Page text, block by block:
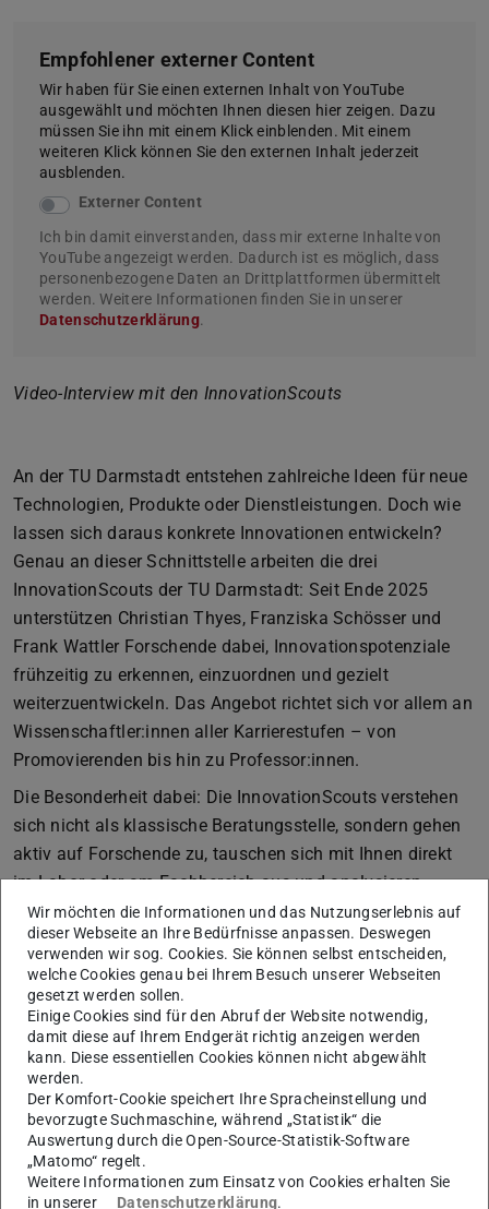
Empfohlener externer Content
Wir haben für Sie einen externen Inhalt von YouTube
ausgewählt und möchten Ihnen diesen hier zeigen. Dazu
müssen Sie ihn mit einem Klick einblenden. Mit einem
weiteren Klick können Sie den externen Inhalt jederzeit
ausblenden.
Externer Content
Ich bin damit einverstanden, dass mir externe Inhalte von
YouTube angezeigt werden. Dadurch ist es möglich, dass
personenbezogene Daten an Drittplattformen übermittelt
werden. Weitere Informationen finden Sie in unserer
Datenschutzerklärung.
Video-Interview mit den InnovationScouts
An der TU Darmstadt entstehen zahlreiche Ideen für neue
Technologien, Produkte oder Dienstleistungen. Doch wie
lassen sich daraus konkrete Innovationen entwickeln?
Genau an dieser Schnittstelle arbeiten die drei
InnovationScouts der TU Darmstadt: Seit Ende 2025
unterstützen Christian Thyes, Franziska Schösser und
Frank Wattler Forschende dabei, Innovationspotenziale
frühzeitig zu erkennen, einzuordnen und gezielt
weiterzuentwickeln. Das Angebot richtet sich vor allem an
Wissenschaftler:innen aller Karrierestufen – von
Promovierenden bis hin zu Professor:innen.
Die Besonderheit dabei: Die InnovationScouts verstehen
sich nicht als klassische Beratungsstelle, sondern gehen
aktiv auf Forschende zu, tauschen sich mit Ihnen direkt
im Labor oder am Fachbereich aus und analysieren
gleichzeitig technologische, wirtschaftliche und
gesellschaftliche Entwicklungen außerhalb der
Universität. Ziel ist es, Forschungspotenziale sichtbar zu
machen und passende Wege für Transfer, Verwertung
oder Gründung zu identifizieren.
Die TU Darmstadt zählt zu den Top-
Gründungshochschulen in Deutschland. Seit über
zehn Jahren hat das universitätseigene Innovations-
und Gründungszentrum HIGHEST mehr als 200 Start-
Wir möchten die Informationen und das Nutzungserlebnis auf
dieser Webseite an Ihre Bedürfnisse anpassen. Deswegen
verwenden wir sog. Cookies. Sie können selbst entscheiden,
welche Cookies genau bei Ihrem Besuch unserer Webseiten
gesetzt werden sollen.
Einige Cookies sind für den Abruf der Website notwendig,
damit diese auf Ihrem Endgerät richtig anzeigen werden
kann. Diese essentiellen Cookies können nicht abgewählt
werden.
Der Komfort-Cookie speichert Ihre Spracheinstellung und
bevorzugte Suchmaschine, während „Statistik“ die
Auswertung durch die Open-Source-Statistik-Software
„Matomo“ regelt.
Weitere Informationen zum Einsatz von Cookies erhalten Sie
in unserer
Datenschutzerklärung.